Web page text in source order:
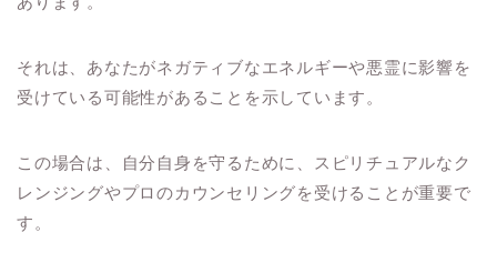
それは、あなたがネガティブなエネルギーや悪霊に影響を
受けている可能性があることを示しています。
この場合は、自分自身を守るために、スピリチュアルなク
レンジングやプロのカウンセリングを受けることが重要で
す。